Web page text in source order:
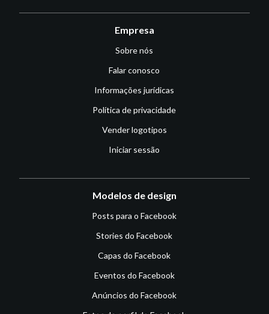
Empresa
Sobre nós
Falar conosco
Informações jurídicas
Política de privacidade
Vender logotipos
Iniciar sessão
Modelos de design
Posts para o Facebook
Stories do Facebook
Capas do Facebook
Eventos do Facebook
Anúncios do Facebook